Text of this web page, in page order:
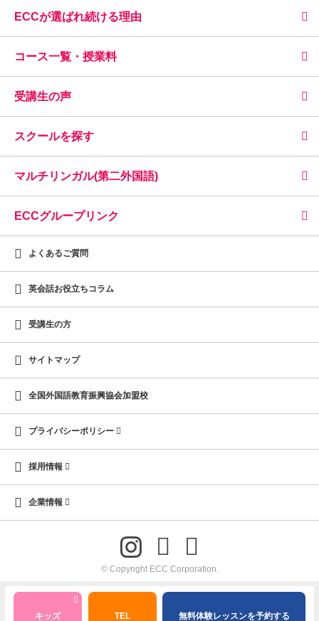
キッズ TEL 無料体験レッスンを予約する
ECCが選ばれ続ける理由
コース一覧・授業料
受講生の声
スクールを探す
マルチリンガル(第二外国語)
ECCグループリンク
よくあるご質問
英会話お役立ちコラム
受講生の方
サイトマップ
全国外国語教育振興協会加盟校
プライバシーポリシー
採用情報
企業情報
© Copyright ECC Corporation.